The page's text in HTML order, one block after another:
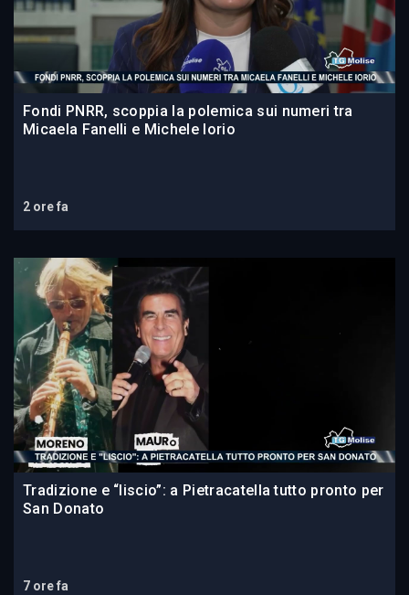
Fondi PNRR, scoppia la polemica sui numeri tra
Micaela Fanelli e Michele Iorio
2 ore fa
Tradizione e “liscio”: a Pietracatella tutto pronto per
San Donato
7 ore fa